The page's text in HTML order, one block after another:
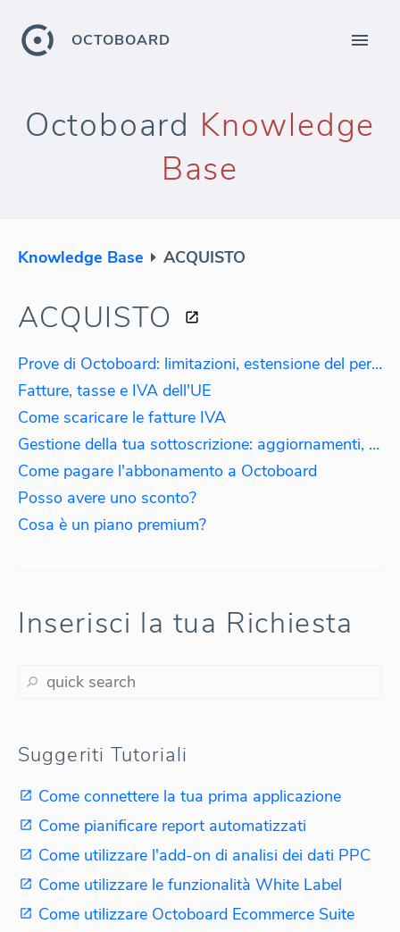
OCTOBOARD
Octoboard Knowledge
Base
Knowledge Base ACQUISTO
ACQUISTO
Prove di Octoboard: limitazioni, estensione del periodo di prova
Fatture, tasse e IVA dell'UE
Come scaricare le fatture IVA
Gestione della tua sottoscrizione: aggiornamenti, downgrade, riattivazioni
Come pagare l'abbonamento a Octoboard
Posso avere uno sconto?
Cosa è un piano premium?
Inserisci la tua Richiesta
Suggeriti Tutoriali
Come connettere la tua prima applicazione
Come pianificare report automatizzati
Come utilizzare l'add-on di analisi dei dati PPC
Come utilizzare le funzionalità White Label
Come utilizzare Octoboard Ecommerce Suite